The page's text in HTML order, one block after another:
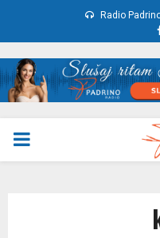
Radio
PRIMARY